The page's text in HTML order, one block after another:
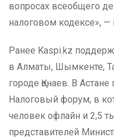
вопросах всеобщего
налоговом кодексе», —
Ранее Kaspi.kz
в Алматы, Шымкенте,
городе Қонаев. В
Налоговый форум, в
человек офлайн и 2,5
представителей